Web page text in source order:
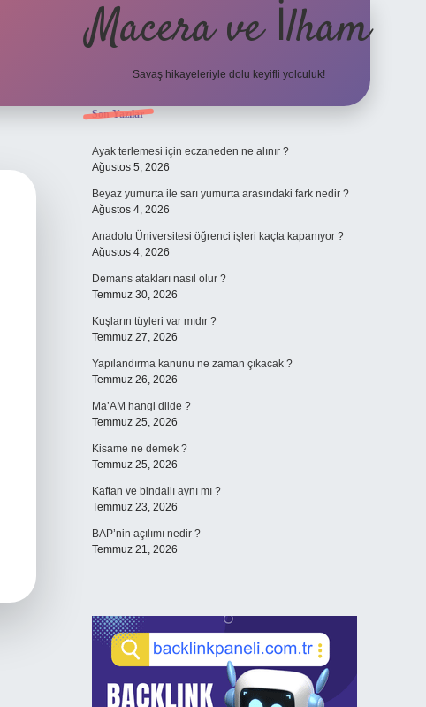
Macera ve İlham
Savaş hikayeleriyle dolu keyifli yolculuk!
Sidebar
Son Yazılar
Ayak terlemesi için eczaneden ne alınır ?
Ağustos 5, 2026
Beyaz yumurta ile sarı yumurta arasındaki fark nedir ?
Ağustos 4, 2026
Anadolu Üniversitesi öğrenci işleri kaçta kapanıyor ?
Ağustos 4, 2026
Demans atakları nasıl olur ?
Temmuz 30, 2026
Kuşların tüyleri var mıdır ?
Temmuz 27, 2026
Yapılandırma kanunu ne zaman çıkacak ?
Temmuz 26, 2026
Ma’AM hangi dilde ?
Temmuz 25, 2026
Kisame ne demek ?
Temmuz 25, 2026
Kaftan ve bindallı aynı mı ?
Temmuz 23, 2026
BAP’nin açılımı nedir ?
Temmuz 21, 2026